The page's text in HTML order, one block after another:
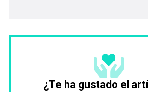
¿Te ha gustado el